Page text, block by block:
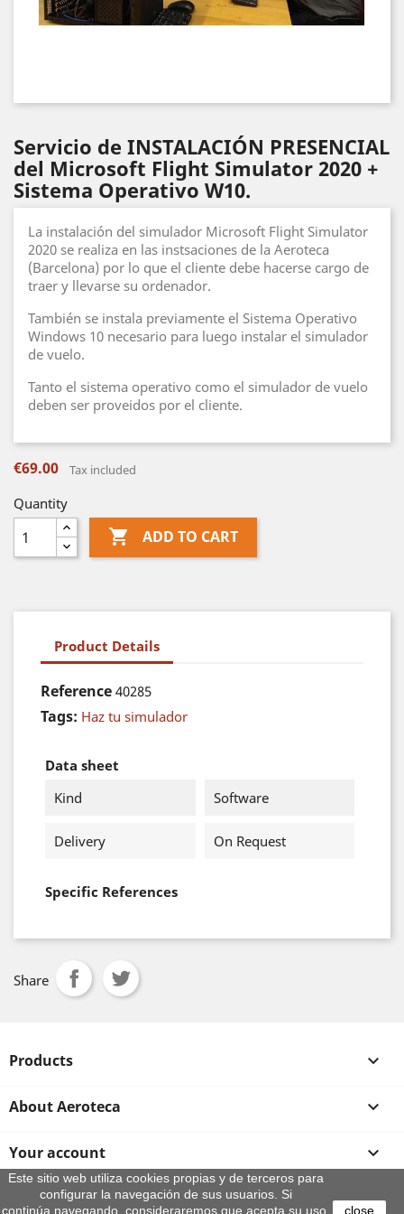
Servicio de INSTALACIÓN PRESENCIAL
del Microsoft Flight Simulator 2020 +
Sistema Operativo W10.
La instalación del simulador Microsoft Flight Simulator
2020 se realiza en las instsaciones de la Aeroteca
(Barcelona) por lo que el cliente debe hacerse cargo de
traer y llevarse su ordenador.
También se instala previamente el Sistema Operativo
Windows 10 necesario para luego instalar el simulador
de vuelo.
Tanto el sistema operativo como el simulador de vuelo
deben ser proveidos por el cliente.
€69.00 Tax included
Quantity
 ADD TO CART
Product Details
Reference 40285
Tags: Haz tu simulador
Data sheet
Kind
Software
Delivery On Request
Specific References
Share
Products 
About Aeroteca 
Your account 
Store information
Este sitio web utiliza cookies propias y de terceros para
configurar la navegación de sus usuarios. Si
continúa navegando, consideraremos que acepta su uso.
close